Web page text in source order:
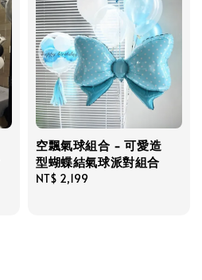
空飄氣球組合 - 可愛造
型蝴蝶結氣球派對組合
Regular
NT$ 2,199